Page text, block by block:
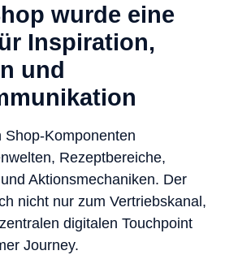
wurde eine
Inspiration,
und
Shop-Komponenten
Rezeptbereiche,
Aktionsmechaniken. Der
nicht nur zum Vertriebskanal,
digitalen Touchpoint
Journey.